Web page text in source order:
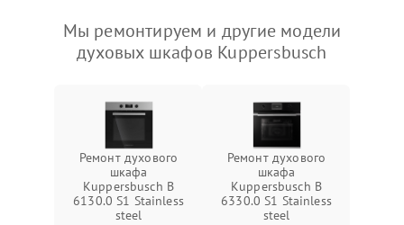
Мы ремонтируем и другие модели
духовых шкафов Kuppersbusch
Ремонт духового
шкафа
Kuppersbusch B
6130.0 S1 Stainless
steel
Ремонт духового
шкафа
Kuppersbusch B
6330.0 S1 Stainless
steel